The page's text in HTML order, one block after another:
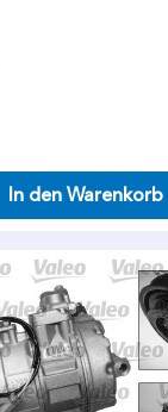
In den Warenkorb